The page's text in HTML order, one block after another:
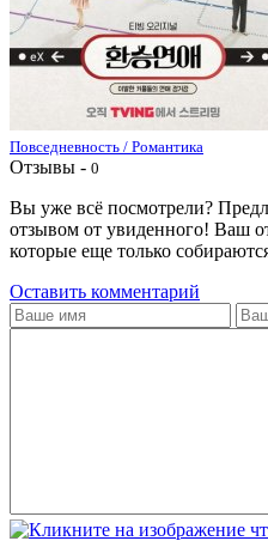
Повседневность / Романтика
Отзывы - 0
Вы уже всё посмотрели?
отзывом от увиденного! Ваш
которые еще только
Оставить комментарий